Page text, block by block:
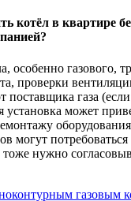
котёл в квартире
особенно газового,
проверки
поставщика газа
установка может
могут
нужно
газовым